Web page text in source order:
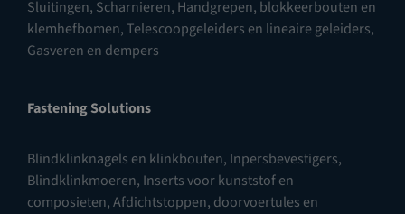
Sluitingen, Scharnieren, Handgrepen, blokkeerbouten en
klemhefbomen,Telescoopgeleiders en lineaire geleiders,
Gasveren en dempers
Fastening Solutions
Blindklinknagels en klinkbouten, Inpersbevestigers,
Blindklinkmoeren, Inserts voor kunststof en
composieten,Afdichtstoppen, doorvoertules en